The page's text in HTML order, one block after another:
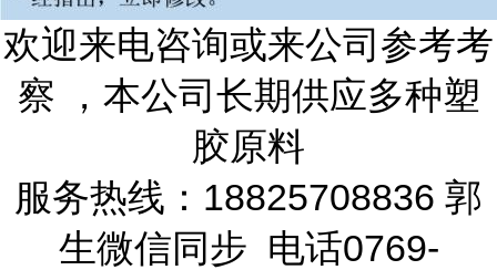
欢迎来电咨询或来公司参考考
察 ，本公司长期供应多种塑
胶原料
服务热线：18825708836 郭
生微信同步 电话0769-